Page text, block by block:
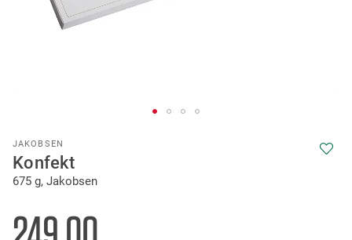
JAKOBSEN
Konfekt
675 g, Jakobsen
to
the
beginning
the
images